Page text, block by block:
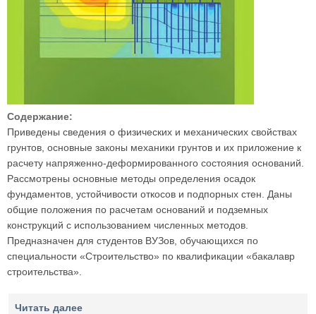
Содержание:
Приведены сведения о физических и механических свойствах
грунтов, основные законы механики грунтов и их приложение к
расчету напряженно-деформированного состояния оснований.
Рассмотрены основные методы определения осадок
фундаментов, устойчивости откосов и подпорных стен. Даны
общие положения по расчетам оснований и подземных
конструкций с использованием численных методов.
Предназначен для студентов ВУЗов, обучающихся по
специальности «Строительство» по квалификации «бакалавр
строительства».
Читать далее